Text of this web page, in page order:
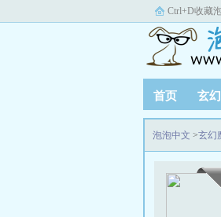
Ctrl+D收藏
首页 玄
泡泡中文 >玄幻